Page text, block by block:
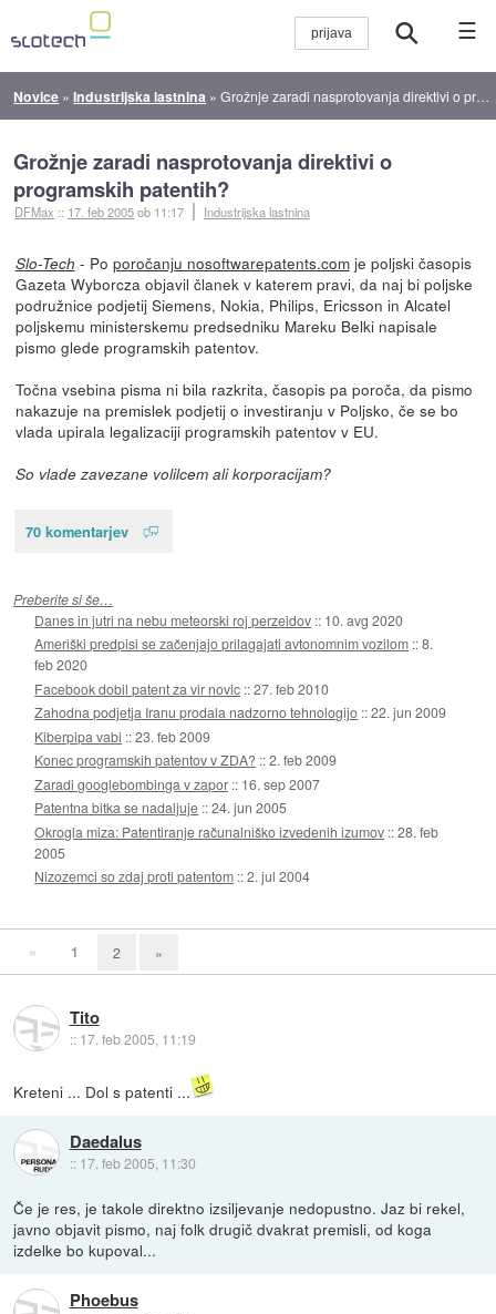
☰
Novice »Industrijska lastnina »Grožnje zaradi nasprotovanja direktivi o programskih patentih?
Grožnje zaradi nasprotovanja direktivi o
programskih patentih?
DFMax :: 17. feb 2005ob 11:17 Industrijska lastnina
Slo-Tech - Po poročanju nosoftwarepatents.comje poljski časopis
Gazeta Wyborcza objavil članek v katerem pravi, da naj bi poljske
podružnice podjetij Siemens, Nokia, Philips, Ericsson in Alcatel
poljskemu ministerskemu predsedniku Mareku Belki napisale
pismo glede programskih patentov.
Točna vsebina pisma ni bila razkrita, časopis pa poroča, da pismo
nakazuje na premislek podjetij o investiranju v Poljsko, če se bo
vlada upirala legalizaciji programskih patentov v EU.
So vlade zavezane volilcem ali korporacijam?
70 komentarjev
Preberite si še…
Danes in jutri na nebu meteorski roj perzeidov :: 10. avg 2020
Ameriški predpisi se začenjajo prilagajati avtonomnim vozilom ::8.
feb 2020
Facebook dobil patent za vir novic ::27. feb 2010
Zahodna podjetja Iranu prodala nadzorno tehnologijo ::22. jun 2009
Kiberpipa vabi ::23. feb 2009
Konec programskih patentov v ZDA? ::2. feb 2009
Zaradi googlebombinga v zapor :: 16. sep 2007
Patentna bitka se nadaljuje ::24. jun 2005
Okrogla miza: Patentiranje računalniško izvedenih izumov ::28. feb
2005
Nizozemci so zdaj proti patentom ::2. jul 2004
« 1 2 »
Tito
:: 17. feb 2005, 11:19
Kreteni ... Dol s patenti ...
Daedalus
:: 17. feb 2005, 11:30
Če je res, je takole direktno izsiljevanje nedopustno. Jaz bi rekel,
javno objavit pismo, naj folk drugič dvakrat premisli, od koga
izdelke bo kupoval...
Phoebus